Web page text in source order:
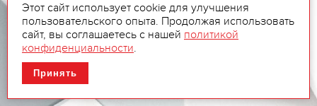
Этот сайт использует cookie для улучшения
пользовательского опыта. Продолжая использовать
сайт, вы соглашаетесь с нашей политикой
конфиденциальности.
Принять